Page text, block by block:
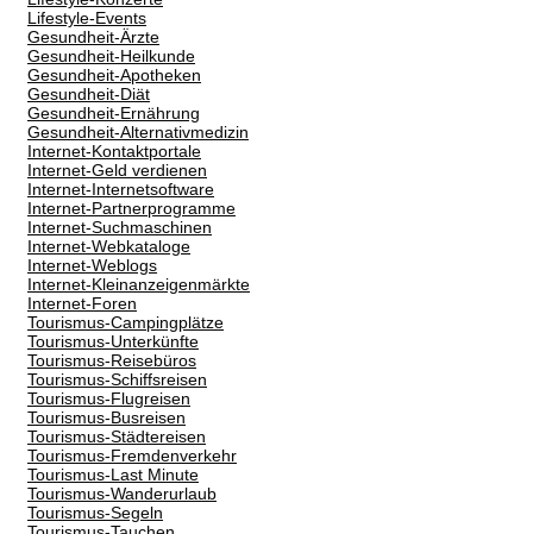
Lifestyle-Events
Gesundheit-Ärzte
Gesundheit-Heilkunde
Gesundheit-Apotheken
Gesundheit-Diät
Gesundheit-Ernährung
Gesundheit-Alternativmedizin
Internet-Kontaktportale
Internet-Geld verdienen
Internet-Internetsoftware
Internet-Partnerprogramme
Internet-Suchmaschinen
Internet-Webkataloge
Internet-Weblogs
Internet-Kleinanzeigenmärkte
Internet-Foren
Tourismus-Campingplätze
Tourismus-Unterkünfte
Tourismus-Reisebüros
Tourismus-Schiffsreisen
Tourismus-Flugreisen
Tourismus-Busreisen
Tourismus-Städtereisen
Tourismus-Fremdenverkehr
Tourismus-Last Minute
Tourismus-Wanderurlaub
Tourismus-Segeln